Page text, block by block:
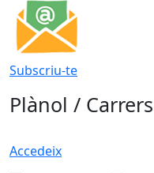
Subscriu-te
Plànol / Carrers
Accedeix